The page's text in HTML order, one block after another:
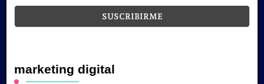
marketing digital